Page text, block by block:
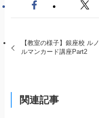
【教室の様子】銀座校 ルノ
ルマンカード講座Part2
関連記事